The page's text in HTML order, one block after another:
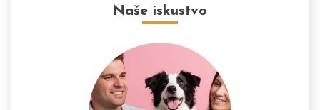
Naše iskustvo